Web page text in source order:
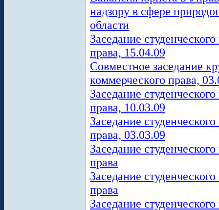
надзору в сфере
области
Заседание
права, 15.04.09
Совместное заседание
коммерческого права,
Заседание
права, 10.03.09
Заседание
права, 03.03.09
Заседание
права
Заседание
права
Заседание